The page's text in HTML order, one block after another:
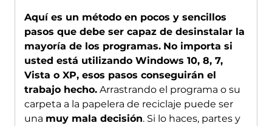
Aquí es un método en pocos y sencillos
pasos que debe ser capaz de desinstalar la
mayoría de los programas. No importa si
usted está utilizando Windows 10, 8, 7,
Vista o XP, esos pasos conseguirán el
trabajo hecho.Arrastrando el programa o su
carpeta a la papelera de reciclaje puede ser
una muy mala decisión. Si lo haces, partes y